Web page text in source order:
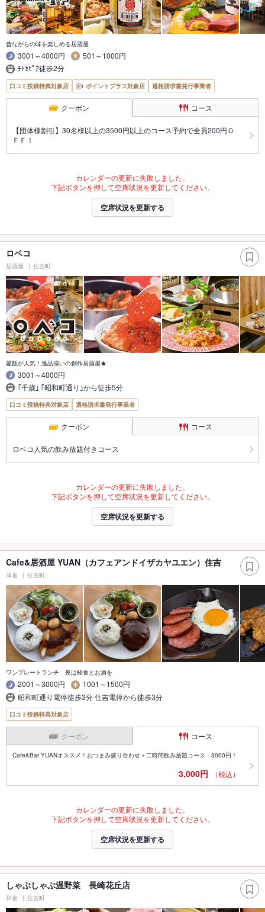
昔ながらの味を楽しめる居酒屋
3001～4000円
501～1000円
ﾁﾄｾﾋﾟｱ徒歩2分
口コミ投稿特典対象店 ポイントプラス対象店 適格請求書発行事業者
クーポン コース
【団体様割引】30名様以上の3500円以上のコース予約で全員200円Ｏ
ＦＦ！
カレンダーの更新に失敗しました。
下記ボタンを押して空席状況を更新してください。
空席状況を更新する
ロベコ
居酒屋 住吉町
釜飯が人気！逸品揃いの創作居酒屋★
3001～4000円
｢千歳｣ ｢昭和町通り｣から徒歩5分
口コミ投稿特典対象店 適格請求書発行事業者
クーポン コース
ロベコ人気の飲み放題付きコース
カレンダーの更新に失敗しました。
下記ボタンを押して空席状況を更新してください。
空席状況を更新する
Cafe&居酒屋 YUAN（カフェアンドイザカヤユエン）住吉
洋食 住吉町
ワンプレートランチ 夜は軽食とお酒を
2001～3000円
1001～1500円
昭和町通り電停徒歩3分 住吉電停から徒歩3分
口コミ投稿特典対象店
クーポン コース
Cafe&Bar YUANオススメ！おつまみ盛り合わせ＋二時間飲み放題コース 3000円！
3,000円 （税込）
カレンダーの更新に失敗しました。
下記ボタンを押して空席状況を更新してください。
空席状況を更新する
しゃぶしゃぶ温野菜 長崎花丘店
和食 住吉町